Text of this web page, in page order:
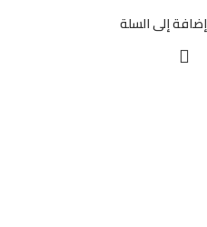
إضافة إلى السلة